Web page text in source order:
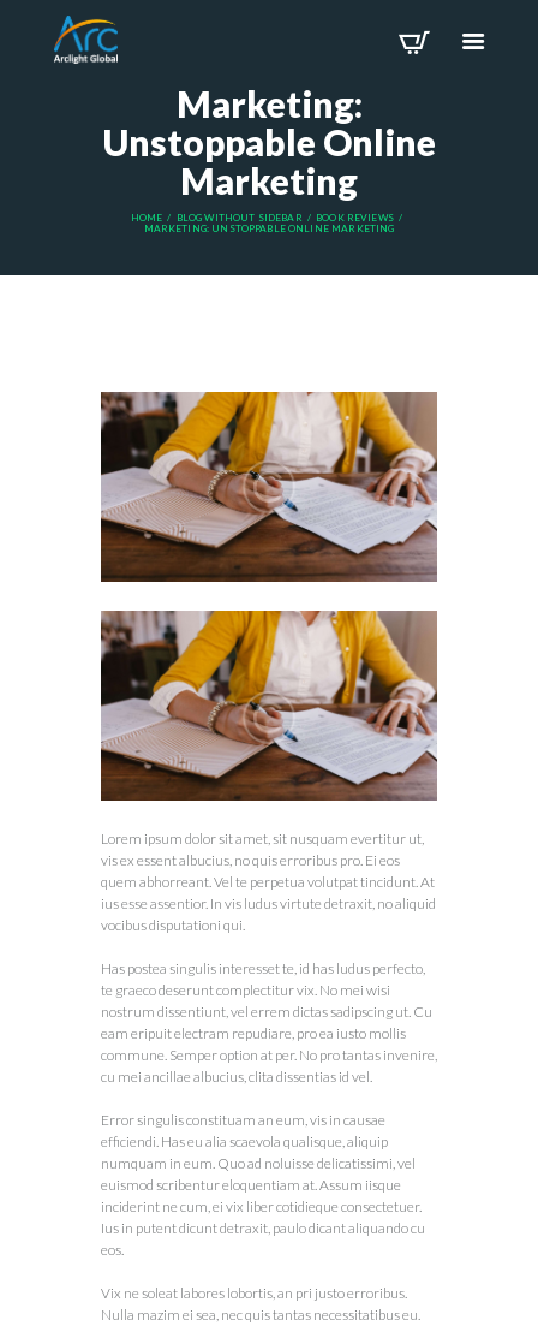
Marketing:
Unstoppable Online
Marketing
HOME BLOG WITHOUT SIDEBAR
BOOK REVIEWS
MARKETING: UNSTOPPABLE ONLINE MARKETING
Lorem ipsum dolor sit amet, sit nusquam evertitur ut,
vis ex essent albucius, no quis erroribus pro. Ei eos
quem abhorreant. Vel te perpetua volutpat tincidunt. At
ius esse assentior. In vis ludus virtute detraxit, no aliquid
vocibus disputationi qui.
Has postea singulis interesset te, id has ludus perfecto,
te graeco deserunt complectitur vix. No mei wisi
nostrum dissentiunt, vel errem dictas sadipscing ut. Cu
eam eripuit electram repudiare, pro ea iusto mollis
commune. Semper option at per. No pro tantas invenire,
cu mei ancillae albucius, clita dissentias id vel.
Error singulis constituam an eum, vis in causae
efficiendi. Has eu alia scaevola qualisque, aliquip
numquam in eum. Quo ad noluisse delicatissimi, vel
euismod scribentur eloquentiam at. Assum iisque
inciderint ne cum, ei vix liber cotidieque consectetuer.
Ius in putent dicunt detraxit, paulo dicant aliquando cu
eos.
Vix ne soleat labores lobortis, an pri justo erroribus.
Nulla mazim ei sea, nec quis tantas necessitatibus eu.